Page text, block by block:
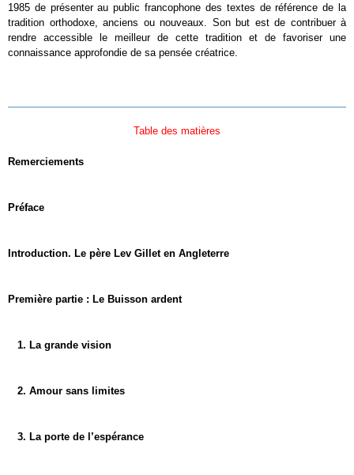
1985 de présenter au public francophone des textes de référence de la
tradition orthodoxe, anciens ou nouveaux. Son but est de contribuer à
rendre accessible le meilleur de cette tradition et de favoriser une
connaissance approfondie de sa pensée créatrice.
Table des matières
Remerciements
Préface
Introduction. Le père Lev Gillet en Angleterre
Première partie : Le Buisson ardent
1. La grande vision
2. Amour sans limites
3. La porte de l’espérance